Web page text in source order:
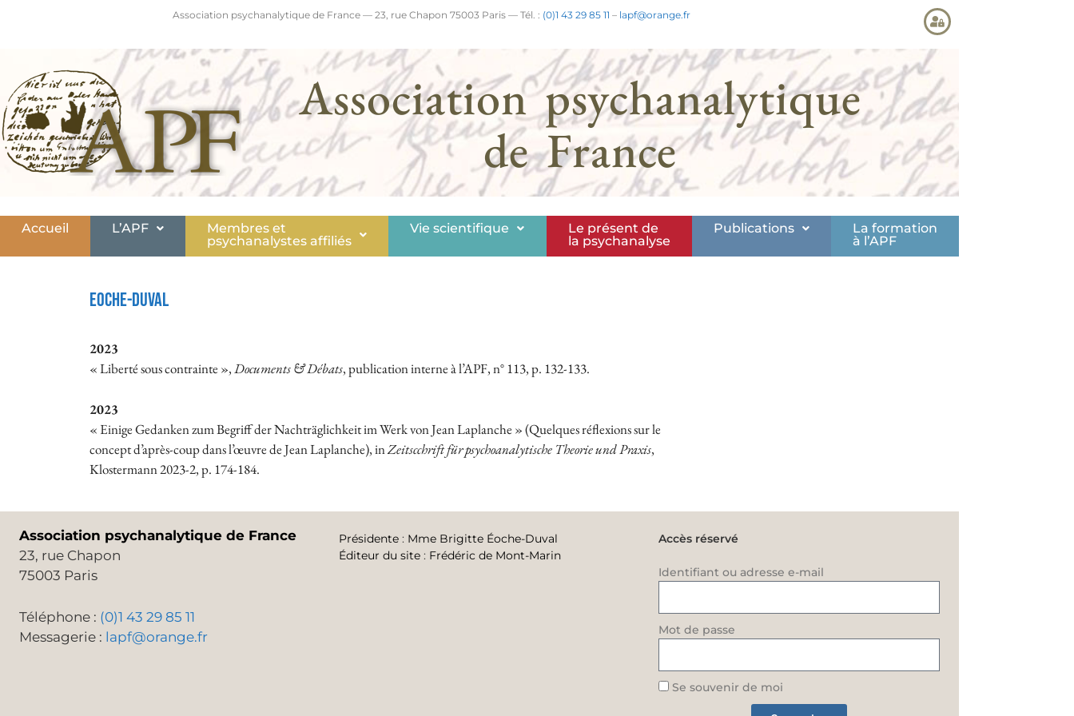
Association psychanalytique de France — 23, rue Chapon 75003 Paris — Tél. : (0)1 43 29 85 11 – lapf@orange.fr
Association psychanalytique
de France
Accueil L’APF
Membres et
psychanalystes affiliés
Vie scientifique
Le présent de
la psychanalyse
Publications
La formation
à l’APF
Eoche-Duval
2023
« Liberté sous contrainte »,Documents & Débats, publication interne à l’APF,n° 113, p. 132-133.
2023
« Einige Gedanken zum Begriff der Nachträglichkeit im Werk von Jean Laplanche » (Quelques réflexions sur le
concept d’après-coup dans l’œuvre de Jean Laplanche), inZeitscchrift für psychoanalytische Theorie und Praxis,
Klostermann 2023-2, p. 174-184.
Association psychanalytique de France
23, rue Chapon
75003 Paris
Téléphone : (0)1 43 29 85 11
Messagerie : lapf@orange.fr
Présidente: Mme Brigitte Éoche-Duval
Éditeur du site: Frédéric de Mont-Marin
Accès réservé
Identifiant ou adresse e-mail
Mot de passe
Se souvenir de moi